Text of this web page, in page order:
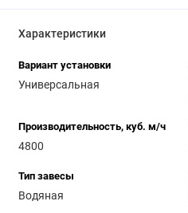
Характеристики
Вариант установки
Универсальная
Производительность, куб. м/ч
4800
Тип завесы
Водяная